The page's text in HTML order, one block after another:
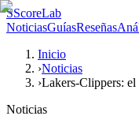
SScoreLab
NoticiasGuíasReseñas
Inicio
›Noticias
›Lakers-Clippers: el
Noticias